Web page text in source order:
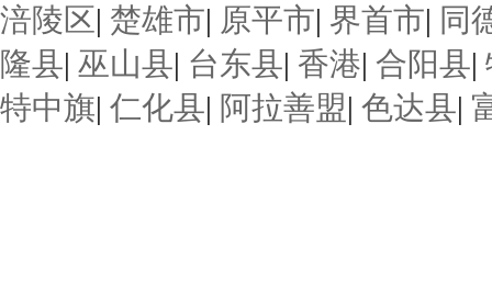
涪陵区| 楚雄市| 原平市| 界首市| 同
隆县| 巫山县| 台东县| 香港| 合阳县|
特中旗| 仁化县| 阿拉善盟| 色达县|